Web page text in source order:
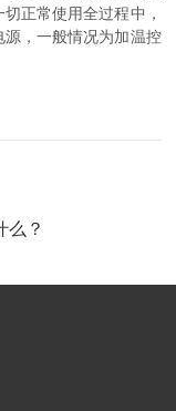
正常使用全过程中，
，一般情况为加温控
么？